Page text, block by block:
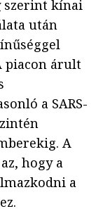
szerint kínai
után
piacon árult
a SARS-
A
hogy a
a